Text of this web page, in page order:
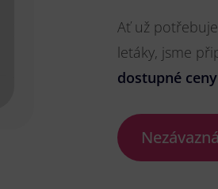
Ať už
letáky, jsme
dostupné